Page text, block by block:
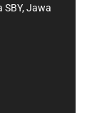
SBY, Jawa